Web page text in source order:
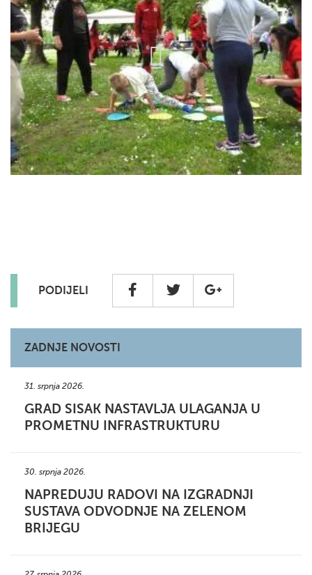
PODIJELI
ZADNJE NOVOSTI
31. srpnja 2026.
GRAD SISAK NASTAVLJA ULAGANJA U
PROMETNU INFRASTRUKTURU
30. srpnja 2026.
NAPREDUJU RADOVI NA IZGRADNJI
SUSTAVA ODVODNJE NA ZELENOM
BRIJEGU